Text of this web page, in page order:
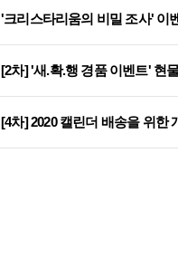
'크리스타리움의 비밀 조사' 이
[2차] '새.확.행 경품 이벤트' 현
[4차] 2020 캘린더 배송을 위한